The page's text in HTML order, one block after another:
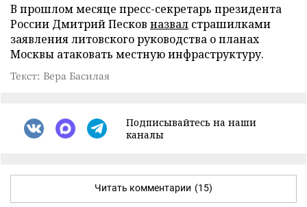
В прошлом месяце пресс-секретарь президента
России Дмитрий Песков назвал страшилками
заявления литовского руководства о планах
Москвы атаковать местную инфраструктуру.
Текст: Вера Басилая
Подписывайтесь на наши
каналы
Читать комментарии (15)